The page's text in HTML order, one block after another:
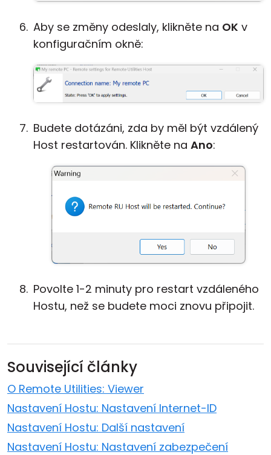
Aby se změny odeslaly, klikněte na OK v
konfiguračním okně:
Budete dotázáni, zda by měl být vzdálený
Host restartován. Klikněte na Ano:
Povolte 1-2 minuty pro restart vzdáleného
Hostu, než se budete moci znovu připojit.
Související články
O Remote Utilities: Viewer
Nastavení Hostu: Nastavení Internet-ID
Nastavení Hostu: Další nastavení
Nastavení Hostu: Nastavení zabezpečení